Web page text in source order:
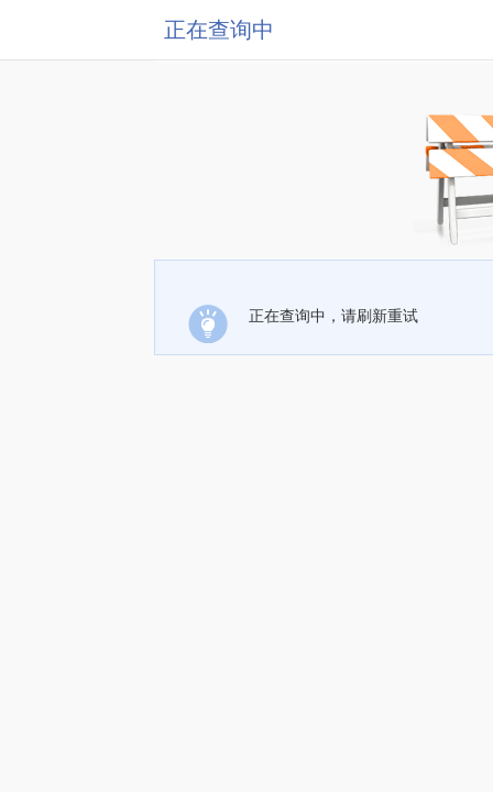
正在查询中
正在查询中，请刷新重试